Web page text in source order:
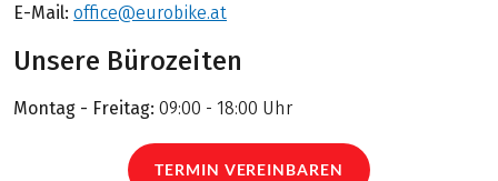
E-Mail: office@eurobike.at
Unsere Bürozeiten
Montag - Freitag: 09:00 - 18:00 Uhr
TERMIN VEREINBAREN